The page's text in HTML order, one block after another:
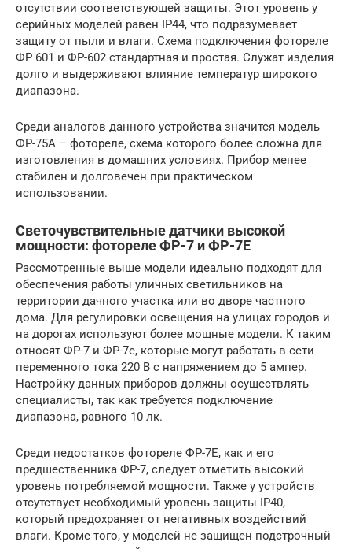
отсутствии соответствующей защиты. Этот уровень у
серийных моделей равен IP44, что подразумевает
защиту от пыли и влаги. Схема подключения фотореле
ФР 601 и ФР-602 стандартная и простая. Служат изделия
долго и выдерживают влияние температур широкого
диапазона.
Среди аналогов данного устройства значится модель
ФР-75А – фотореле, схема которого более сложна для
изготовления в домашних условиях. Прибор менее
стабилен и долговечен при практическом
использовании.
Светочувствительные датчики высокой
мощности: фотореле ФР-7 и ФР-7Е
Рассмотренные выше модели идеально подходят для
обеспечения работы уличных светильников на
территории дачного участка или во дворе частного
дома. Для регулировки освещения на улицах городов и
на дорогах используют более мощные модели. К таким
относят ФР-7 и ФР-7е, которые могут работать в сети
переменного тока 220 В с напряжением до 5 ампер.
Настройку данных приборов должны осуществлять
специалисты, так как требуется подключение
диапазона, равного 10 лк.
Среди недостатков фотореле ФР-7Е, как и его
предшественника ФР-7, следует отметить высокий
уровень потребляемой мощности. Также у устройств
отсутствует необходимый уровень защиты IP40,
который предохраняет от негативных воздействий
влаги. Кроме того, у моделей не защищен подстрочный